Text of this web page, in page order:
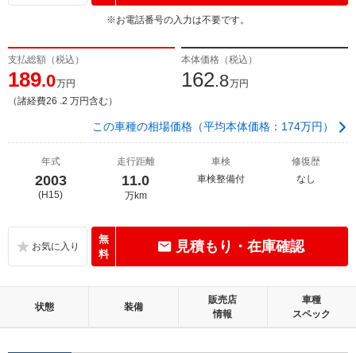
※お電話番号の入力は不要です。
支払総額（税込）
189.0万円
（諸経費26 .2 万円含む）
本体価格（税込）
162.8万円
この車種の相場価格（平均本体価格：174万円）
年式
2003
(H15)
走行距離
11.0
万km
車検
車検整備付
修復歴
なし
無
料
見積もり・在庫確認
状態 装備
販売店
情報
車種
スペック